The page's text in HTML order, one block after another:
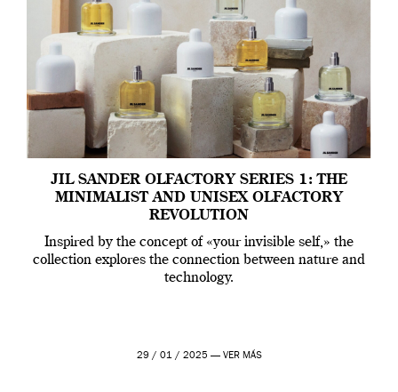
JIL SANDER OLFACTORY SERIES 1: THE
MINIMALIST AND UNISEX OLFACTORY
REVOLUTION
Inspired by the concept of «your invisible self,» the
collection explores the connection between nature and
technology.
29 / 01 / 2025 — VER MÁS